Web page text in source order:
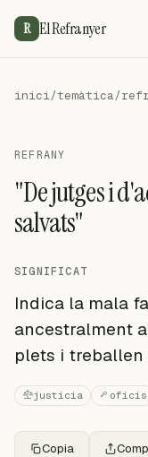
R El Refranyer
inici/temàtica/
REFRANY
"De jutges i
salvats"
SIGNIFICAT
Indica la mala
ancestralment
plets i
justicia oficis
Copia